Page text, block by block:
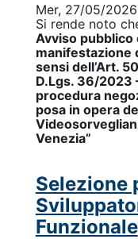
Mer, 27/05/
Si rende noto
Avviso
manifestazione
sensi dell’Art.
D.Lgs. 36/2023
procedura
posa in opera
Venezia”
Selezione
Funzionale